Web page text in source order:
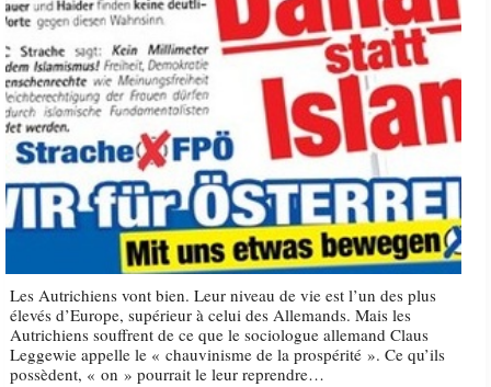
Les Autrichiens vont bien. Leur niveau de vie est l’un des plus
élevés d’Europe, supérieur à celui des Allemands. Mais les
Autrichiens souffrent de ce que le sociologue allemand Claus
Leggewie appelle le « chauvinisme de la prospérité ». Ce qu’ils
possèdent, « on » pourrait le leur reprendre…